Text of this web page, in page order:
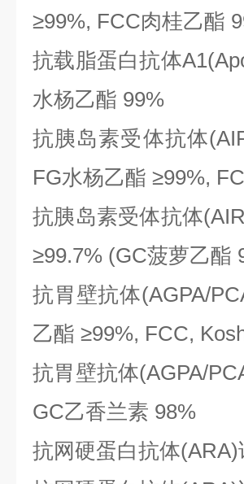
≥99%, FCC肉桂乙酯
抗载脂蛋白抗体
水杨乙酯 99%
抗胰岛素受体抗体
FG水杨乙酯 ≥99%,
抗胰岛素受体抗体
≥99.7% (GC菠萝乙酯
抗胃壁抗体(AGPA/
乙酯 ≥99%, FCC,
抗胃壁抗体(AGPA/
GC乙香兰素 98%
抗网硬蛋白抗体